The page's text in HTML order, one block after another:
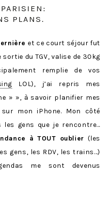
PLANS.
et ce court séjour fut
du TGV, valise de 30kg
remplie de vos
LOL), j’ai repris mes
» », à savoir planifier mes
mon iPhone. Mon côté
gens que je rencontre…
à TOUT oublier (les
gens, les RDV, les trains…)
me sont devenus